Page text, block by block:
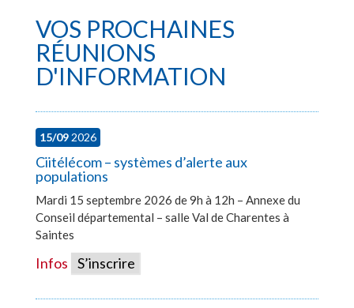
VOS PROCHAINES
RÉUNIONS
D'INFORMATION
15/092026
Ciitélécom – systèmes d’alerte aux
populations
Mardi 15 septembre 2026 de 9h à 12h – Annexe du
Conseil départemental – salle Val de Charentes à
Saintes
Infos S’inscrire